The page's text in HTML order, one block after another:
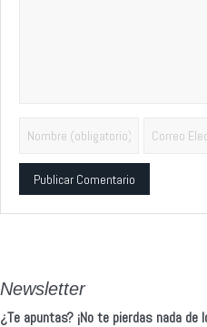
Newsletter
¿Te apuntas? ¡No te pierdas nada